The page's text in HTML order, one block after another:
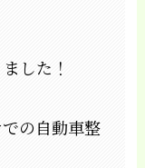
した！
の自動車整